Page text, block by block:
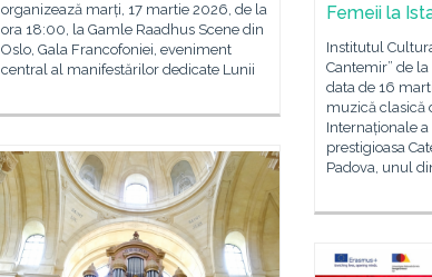
organizează marți, 17 martie 2026, de la
ora 18:00, la Gamle Raadhus Scene din
Oslo, Gala Francofoniei, eveniment
central al manifestărilor dedicate Lunii
Femeii la
Institutul
Cantemir” de
data de 16
muzică clasică
Internaționale
prestigioasa
Padova, unul